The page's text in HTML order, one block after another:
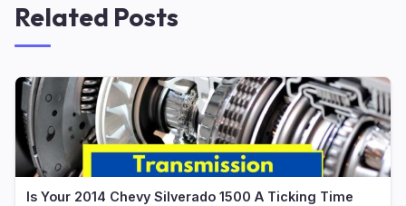
Related Posts
Is Your 2014 Chevy Silverado 1500 A Ticking Time